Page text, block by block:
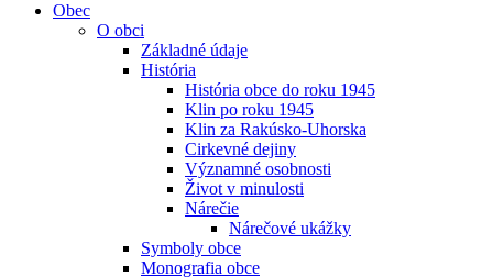
Obec
O obci
Základné údaje
História
História obce do roku 1945
Klin po roku 1945
Klin za Rakúsko-Uhorska
Cirkevné dejiny
Významné osobnosti
Život v minulosti
Nárečie
Nárečové ukážky
Symboly obce
Monografia obce